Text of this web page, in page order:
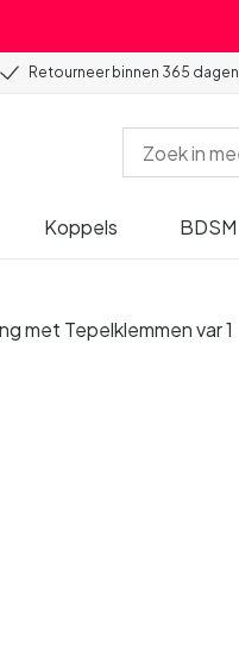
Retourneer binnen 365 dagen
Koppels BDSM